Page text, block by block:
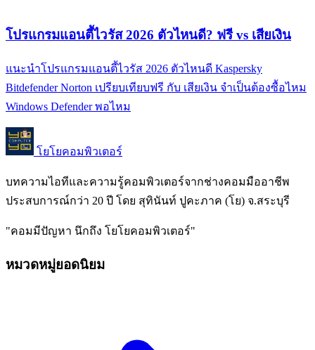
โปรแกรมแอนตี้ไวรัส 2026 ตัวไหนดี? ฟรี vs เสียเงิน
แนะนำโปรแกรมแอนตี้ไวรัส 2026 ตัวไหนดี Kaspersky
Bitdefender Norton เปรียบเทียบฟรี กับ เสียเงิน จำเป็นต้องซื้อไหม
Windows Defender พอไหม
โยโยคอมพิวเตอร์
บทความไอทีและความรู้คอมพิวเตอร์จากช่างคอมมืออาชีพ
ประสบการณ์กว่า 20 ปี โดย สุทินันท์ ปูคะภาค (โย) จ.สระบุรี
"คอมมีปัญหา นึกถึง โยโยคอมพิวเตอร์"
หมวดหมู่ยอดนิยม